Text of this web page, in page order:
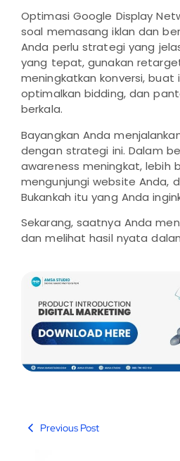
Optimasi Google Display
soal memasang iklan dan
Anda perlu strategi yang
yang tepat, gunakan
meningkatkan konversi, buat
optimalkan bidding, dan
berkala.
Bayangkan Anda
dengan strategi ini. Dalam
awareness meningkat, lebih
mengunjungi website Anda,
Bukankah itu yang Anda
Sekarang, saatnya Anda
dan melihat hasil nyata
Previous Post